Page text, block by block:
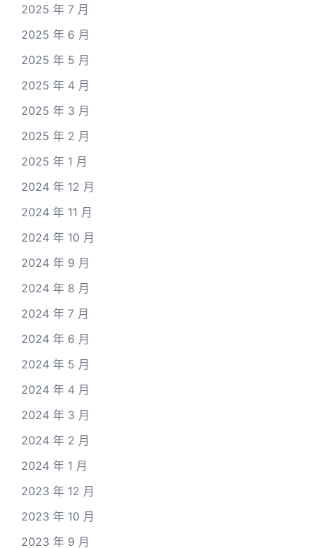
2025 年 7 月
2025 年 6 月
2025 年 5 月
2025 年 4 月
2025 年 3 月
2025 年 2 月
2025 年 1 月
2024 年 12 月
2024 年 11 月
2024 年 10 月
2024 年 9 月
2024 年 8 月
2024 年 7 月
2024 年 6 月
2024 年 5 月
2024 年 4 月
2024 年 3 月
2024 年 2 月
2024 年 1 月
2023 年 12 月
2023 年 10 月
2023 年 9 月